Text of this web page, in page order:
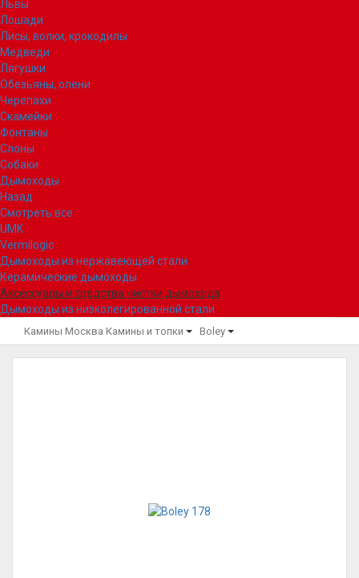
Львы
Лошади
Лисы, волки, крокодилы
Медведи
Лягушки
Обезьяны, олени
Черепахи
Скамейки
Фонтаны
Слоны
Собаки
Дымоходы
Назад
Смотреть все
UMK
Vermilogic
Дымоходы из нержавеющей стали
Керамические дымоходы
Аксессуары и средства чистки дымохода
Дымоходы из низколегированной стали
Камины Москва Камины и топки Boley